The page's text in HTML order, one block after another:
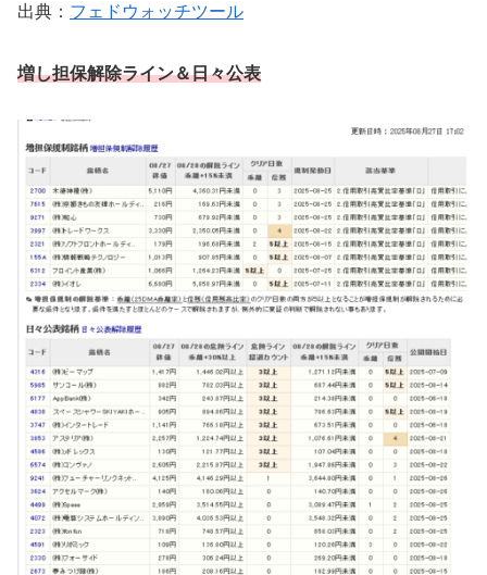
出典： フェドウォッチツール
増し担保解除ライン＆日々公表